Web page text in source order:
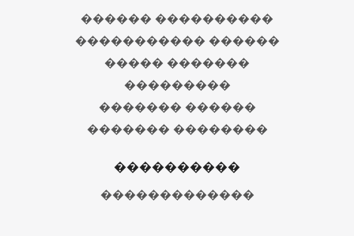
������ ����������
����������� ������
����� �������
���������
������� ������
������� ��������
����������
�������������